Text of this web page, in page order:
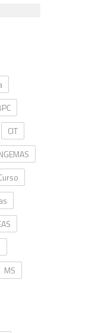
CIT
MS